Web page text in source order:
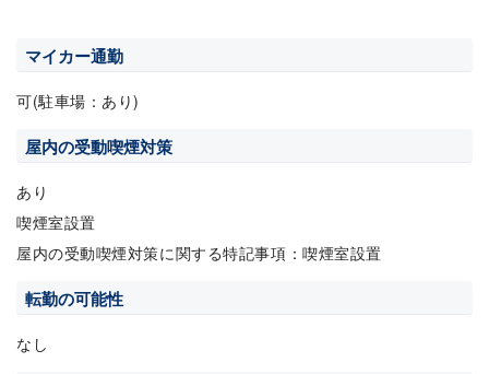
マイカー通勤
可(駐車場：あり)
屋内の受動喫煙対策
あり
喫煙室設置
屋内の受動喫煙対策に関する特記事項：喫煙室設置
転勤の可能性
なし